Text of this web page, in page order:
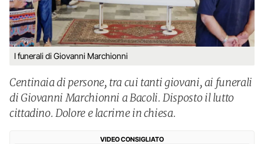
I funerali di Giovanni Marchionni
Centinaia di persone, tra cui tanti giovani, ai funerali
di Giovanni Marchionni a Bacoli. Disposto il lutto
cittadino. Dolore e lacrime in chiesa.
VIDEO CONSIGLIATO